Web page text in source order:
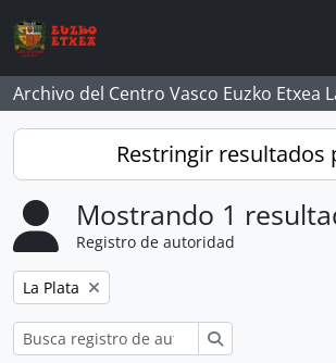
Skip to main content
Archivo del Centro Vasco Euzko Etxea
Restringir resultados
Mostrando 1
Registro de autoridad
Remove filter:
La Plata